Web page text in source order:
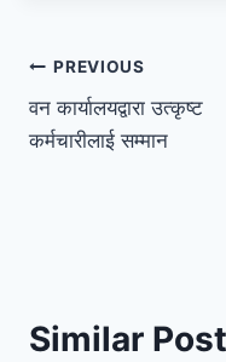
PREVIOUS
वन कार्यालयद्वारा उत्कृष्ट
कर्मचारीलाई सम्मान
Similar